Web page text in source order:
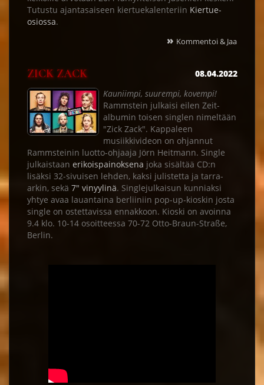
Tutustu ajantasaiseen kiertuekalenteriin Kiertue-
osiossa.
» Kommentoi & Jaa
ZICK ZACK
08.04.2022
Kauniimpi, suurempi, kovempi!
Rammstein julkaisi eilen Zeit-
albumin toisen singlen nimeltään
"Zick Zack". Kappaleen
musiikkivideon on ohjannut
Rammsteinin luotto-ohjaaja Jörn Heitmann. Single
julkaistaan erikoispainoksena joka sisältää CD:n
lisäksi 32-sivuisen lehden, kaksi julistetta ja tarra-
arkin, sekä 7" vinyylinä. Singlejulkaisun kunniaksi
yhtye avaa lauantaina berliiniin pop-up-kioskin josta
single on ostettavissa ennakkoon. Kioski on avoinna
9.4 klo. 10-14 osoitteessa 70-72 Otto-Braun-Straße,
Berlin.